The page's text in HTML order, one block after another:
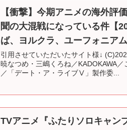
【衝撃】今期アニメの海外評
聞の大混戦になっている件【
ば、ヨルクラ、ユーフォニア
引用させていただいたサイト様↓
暁なつめ・三嶋くろね／KADOKAWA
／「デート・ア・ライブⅤ」製作委...
TVアニメ『ふたりソロキャン